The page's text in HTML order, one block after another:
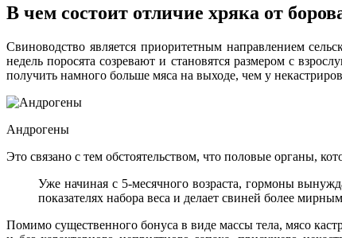
В чем состоит отличие хряка от
Свиноводство является приоритетным направлением
недель поросята созревают и становятся размером с
получить намного больше мяса на выходе, чем у
Андрогены
Это связано с тем обстоятельством, что половые органы,
Уже начиная с 5-месячного возраста, гормоны
показателях набора веса и делает свиней более
Помимо существенного бонуса в виде массы тела, мясо